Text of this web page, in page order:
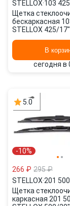
STELLOX·103
Щетка
бескаркасная
STELLOX 425/17"
В
сегодня в
5.0
-10%
266 ₽ 295 ₽
STELLOX·201
Щетка
каркасная 201